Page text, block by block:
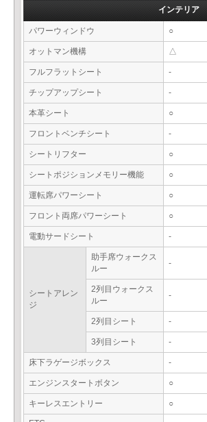
インテリア
パワーウィンドウ ○
オットマン機構 △
フルフラットシート -
チップアップシート -
本革シート ○
フロントベンチシート -
シートリフター ○
シートポジションメモリー機能 ○
運転席パワーシート ○
フロント両席パワーシート ○
電動サードシート -
シートアレン
ジ
助手席ウォークス
ルー
-
2列目ウォークス
ルー
-
2列目シート -
3列目シート -
床下ラゲージボックス -
エンジンスタートボタン ○
キーレスエントリー ○